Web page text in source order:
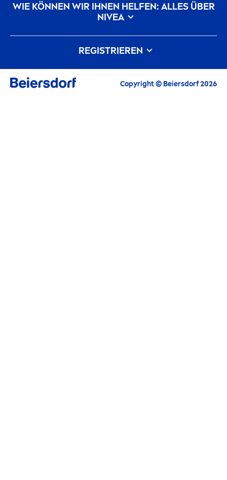
WIE KÖNNEN WIR IHNEN HELFEN: ALLES ÜBER
NIVEA
Markenhistorie
Karriere bei Beiersdorf
Unsere Philosophie
Kontakt
REGISTRIEREN
Alle aktuellen Highlights, Pflegetipps,Copyright © Beiersdorf 2026